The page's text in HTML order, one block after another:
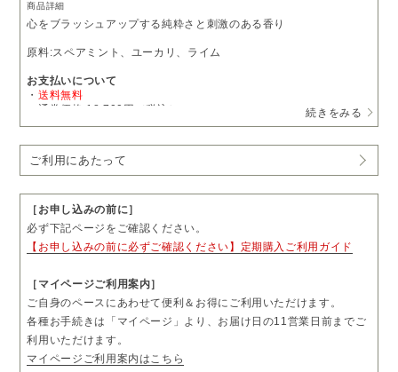
商品詳細
心をブラッシュアップする純粋さと刺激のある香り
原料:スペアミント、ユーカリ、ライム
お支払いについて
・送料無料
・通常価格 18,700円（税込）
→定期購入15,895円（税込）
・1回につき1本をお届けします。
・お届け日の11営業日前まで、「マイページ」よりお届け日やお届
・お届け頻度やコースのご変更および解約については、毎月コース
は3回分、隔月コースは2回分のお届け完了後、「マイページ」より
お手続きいただけます。
・ご購入前に「ご利用にあたって」も必ずご一読ください。
続きをみる
ご利用にあたって
［お申し込みの前に］
必ず下記ページをご確認ください。
【お申し込みの前に必ずご確認ください】定期購入ご利用ガイド
［マイページご利用案内］
ご自身のペースにあわせて便利＆お得にご利用いただけます。
各種お手続きは「マイページ」より、お届け日の11営業日前までご
利用いただけます。
マイページご利用案内はこちら